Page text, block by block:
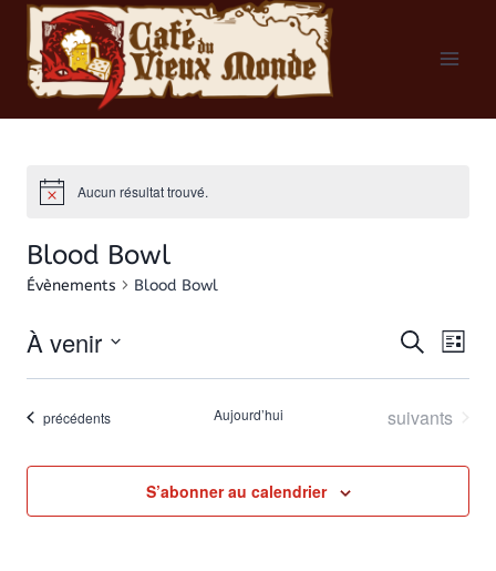
Aller
contenu
Aucun résultat trouvé.
Blood Bowl
Évènements Blood Bowl
et
de
Recherche
Liste
À venir
Sélectionnez
uneÉvènements
précédents Aujourd’hui Évènements
suivants
S’abonner au calendrier